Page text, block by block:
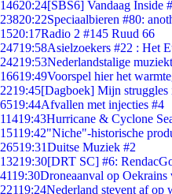
14620:24[SBS6] Vandaag Inside
23820:22Speciaalbieren #80:
1520:17Radio 2 #145 Ruud 66
24719:58Asielzoekers #22 : Het
24219:53Nederlandstalige
16619:49Voorspel hier het
2219:45[Dagboek] Mijn struggles
6519:44Afvallen met injecties #4
11419:43Hurricane & Cyclone
15119:42"Niche"-historische
26519:31Duitse Muziek #2
13219:30[DRT SC] #6:
4119:30Droneaanval op
22119:24Nederland stevent af op